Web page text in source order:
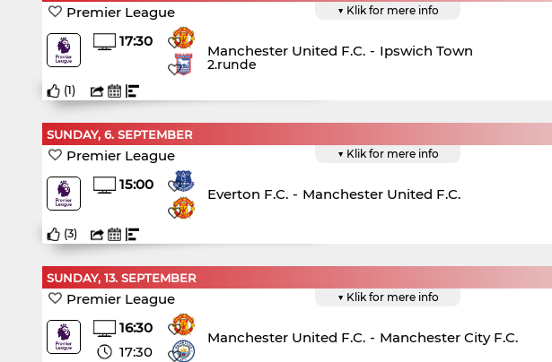
▼ Klik for mere info
Premier League
17:30
Manchester United F.C. - Ipswich Town
2.runde
(1)
SUNDAY, 6. SEPTEMBER
▼ Klik for mere info
Premier League
15:00
Everton F.C. - Manchester United F.C.
(3)
SUNDAY, 13. SEPTEMBER
▼ Klik for mere info
Premier League
16:30
17:30
Manchester United F.C. - Manchester City F.C.